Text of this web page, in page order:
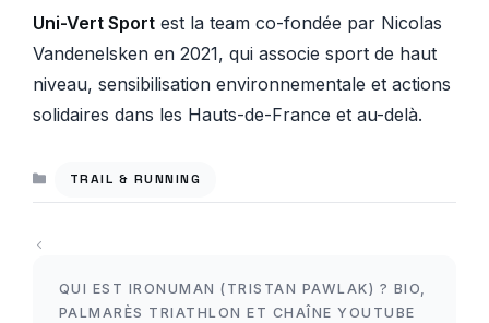
Uni-Vert Sport est la team co-fondée par Nicolas
Vandenelsken en 2021, qui associe sport de haut
niveau, sensibilisation environnementale et actions
solidaires dans les Hauts-de-France et au-delà.
TRAIL & RUNNING
QUI EST IRONUMAN (TRISTAN PAWLAK) ? BIO,
PALMARÈS TRIATHLON ET CHAÎNE YOUTUBE